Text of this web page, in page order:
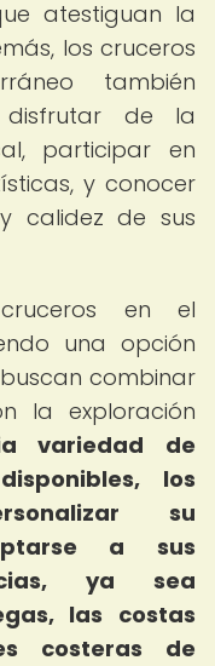
atestiguan la
los cruceros
también
de la
participar en
y conocer
calidez de sus
en el
una opción
combinar
la exploración
variedad de
los
su
a sus
ya sea
las costas
costeras de